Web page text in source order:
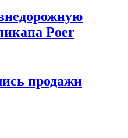
Poer
продажи